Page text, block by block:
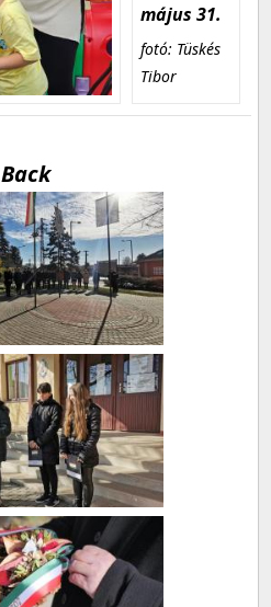
május 31.
fotó: Tüskés
Tibor
Back